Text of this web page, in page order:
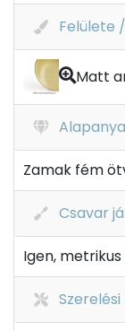
Felülete
Matt
Zamak fém
Csavar
Igen,